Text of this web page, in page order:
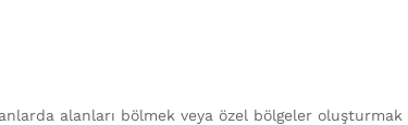
alanları bölmek veya özel bölgeler